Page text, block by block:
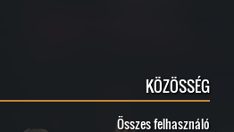
KÖZÖSSÉG
Összes felhasználó